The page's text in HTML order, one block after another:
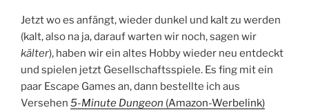
Jetzt wo es anfängt, wieder dunkel und kalt zu werden
(kalt, also na ja, darauf warten wir noch, sagen wir
kälter), haben wir ein altes Hobby wieder neu entdeckt
und spielen jetzt Gesellschaftsspiele. Es fing mit ein
paar Escape Games an, dann bestellte ich aus
Versehen 5-Minute Dungeon (Amazon-Werbelink)